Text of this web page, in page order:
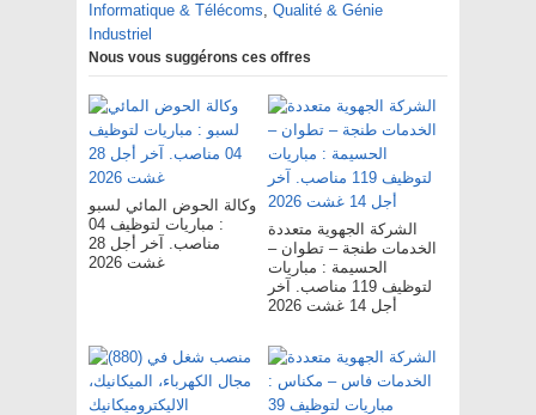
Informatique & Télécoms, Qualité & Génie
Industriel
Nous vous suggérons ces offres
وكالة الحوض المائي لسبو
: مباريات لتوظيف 04
مناصب. آخر أجل 28
غشت 2026
الشركة الجهوية متعددة
الخدمات طنجة – تطوان –
الحسيمة : مباريات
لتوظيف 119 مناصب. آخر
أجل 14 غشت 2026